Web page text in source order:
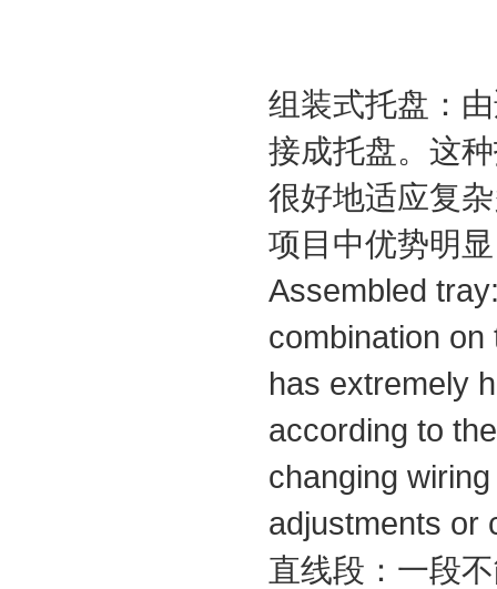
组装式托盘：
接成托盘。这
很好地适应复
项目中优势明
Assembled
combination
has extremely
according to
changing
adjustments or
直线段：一段